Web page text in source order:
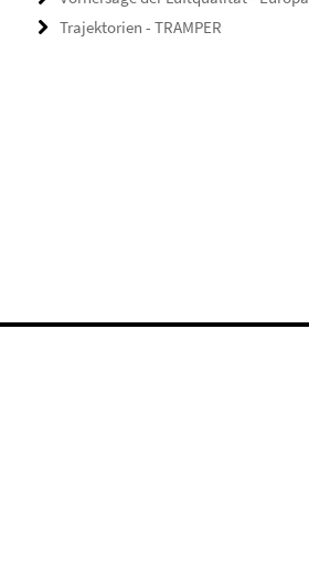
Trajektorien - TRAMPER